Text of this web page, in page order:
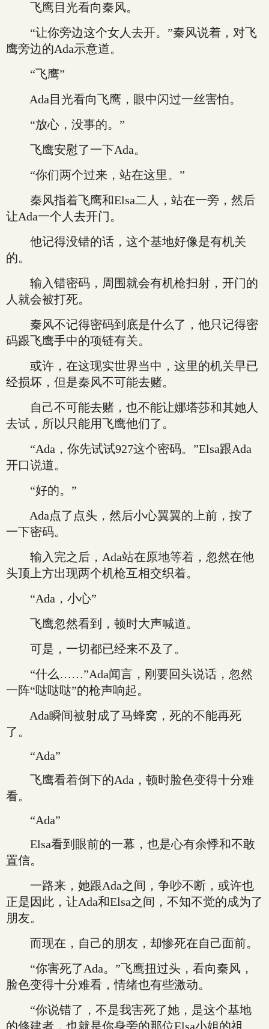
飞鹰目光看向秦风。
“让你旁边这个女人去开。”秦风说着，对飞
鹰旁边的Ada示意道。
“飞鹰”
Ada目光看向飞鹰，眼中闪过一丝害怕。
“放心，没事的。”
飞鹰安慰了一下Ada。
“你们两个过来，站在这里。”
秦风指着飞鹰和Elsa二人，站在一旁，然后
让Ada一个人去开门。
他记得没错的话，这个基地好像是有机关
的。
输入错密码，周围就会有机枪扫射，开门的
人就会被打死。
秦风不记得密码到底是什么了，他只记得密
码跟飞鹰手中的项链有关。
或许，在这现实世界当中，这里的机关早已
经损坏，但是秦风不可能去赌。
自己不可能去赌，也不能让娜塔莎和其她人
去试，所以只能用飞鹰他们了。
“Ada，你先试试927这个密码。”Elsa跟Ada
开口说道。
“好的。”
Ada点了点头，然后小心翼翼的上前，按了
一下密码。
输入完之后，Ada站在原地等着，忽然在他
头顶上方出现两个机枪互相交织着。
“Ada，小心”
飞鹰忽然看到，顿时大声喊道。
可是，一切都已经来不及了。
“什么……”Ada闻言，刚要回头说话，忽然
一阵“哒哒哒”的枪声响起。
Ada瞬间被射成了马蜂窝，死的不能再死
了。
“Ada”
飞鹰看着倒下的Ada，顿时脸色变得十分难
看。
“Ada”
Elsa看到眼前的一幕，也是心有余悸和不敢
置信。
一路来，她跟Ada之间，争吵不断，或许也
正是因此，让Ada和Elsa之间，不知不觉的成为了
朋友。
而现在，自己的朋友，却惨死在自己面前。
“你害死了Ada。”飞鹰扭过头，看向秦风，
脸色变得十分难看，情绪也有些激动。
“你说错了，不是我害死了她，是这个基地
的修建者，也就是你身旁的那位Elsa小姐的祖